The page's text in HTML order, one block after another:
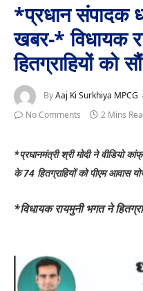
*प्रधान संपादक
खबर-* विधायक
हितग्राहियों को
ByAaj Ki Surkhiya MPCG
No Comments
2 Mins
*प्रधानमंत्री श्री मोदी ने वीडियो
के 74 हितग्राहियों को पीएम आवास
*विधायक रायमुनी भगत ने